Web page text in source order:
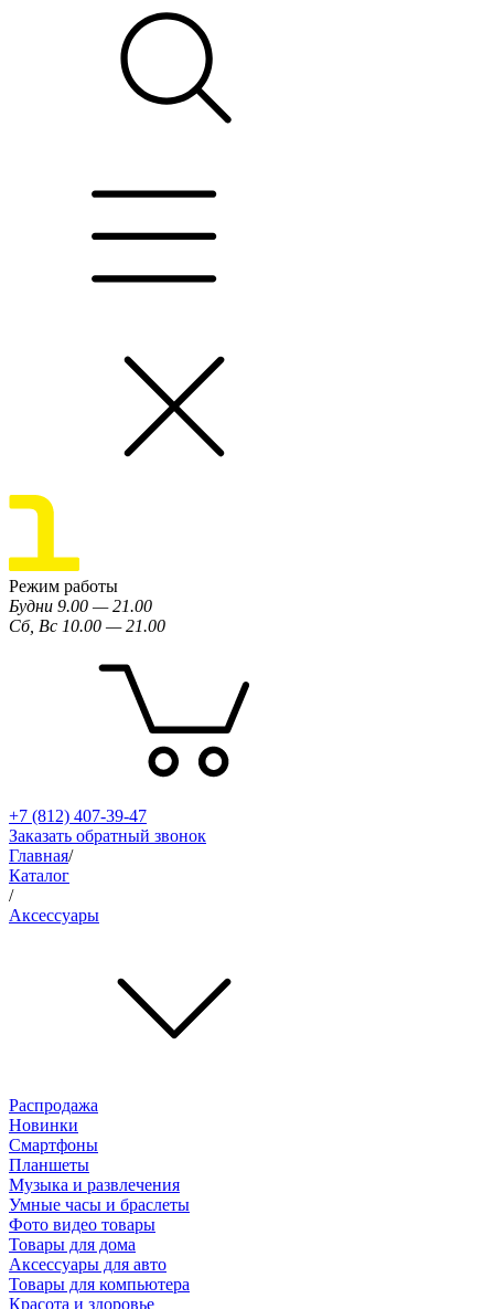
Режим работы
Будни 9.00 — 21.00
Сб, Вс 10.00 — 21.00
+7 (812) 407-39-47
Заказать обратный звонок
Главная/
Каталог
/
Аксессуары
Распродажа
Новинки
Смартфоны
Планшеты
Музыка и развлечения
Умные часы и браслеты
Фото видео товары
Товары для дома
Аксессуары для авто
Товары для компьютера
Красота и здоровье